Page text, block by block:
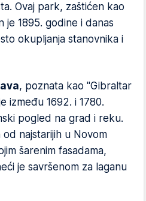
Ovaj park, zaštićen kao
1895. godine i danas
okupljanja stanovnika i
, poznata kao "Gibraltar
između 1692. i 1780.
pogled na grad i reku.
od najstarijih u Novom
šarenim fasadama,
je savršenom za laganu